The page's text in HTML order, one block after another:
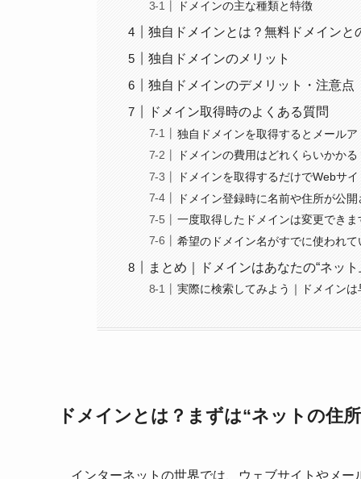
ドメインの主な種類と特徴
独自ドメインとは？無料ドメインと
独自ドメインのメリット
独自ドメインのデメリット・注意点
ドメイン取得時のよくある質問
独自ドメインを取得するとメール
ドメインの費用はどれくらいかかる
ドメインを取得するだけでWebサ
ドメイン登録時に名前や住所が公
一度取得したドメインは変更できま
希望のドメイン名がすでに使われ
まとめ｜ドメインはあなたの“ネット
実際に検索してみよう｜ドメイン
ドメインとは？まずは“ネットの住
インターネットの世界では、ウェブサイトやメ